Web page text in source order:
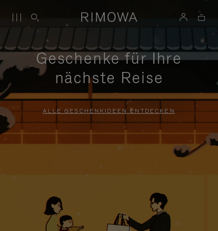
Geschenke für Ihre
nächste Reise
ALLE GESCHENKIDEEN ENTDECKEN